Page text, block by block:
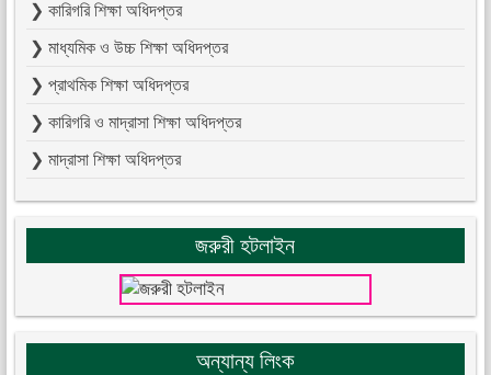
❯ কারিগরি শিক্ষা অধিদপ্তর
❯ মাধ্যমিক ও উচ্চ শিক্ষা অধিদপ্তর
❯ প্রাথমিক শিক্ষা অধিদপ্তর
❯ কারিগরি ও মাদ্রাসা শিক্ষা অধিদপ্তর
❯ মাদ্রাসা শিক্ষা অধিদপ্তর
জরুরী হটলাইন
অন্যান্য লিংক